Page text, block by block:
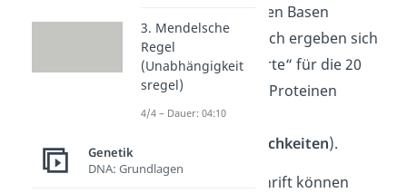
aufeinanderfolgenden Basen
verschlüsselt. Dadurch ergeben sich
genügend „Codeworte“ für die 20
Aminosäuren, die in Proteinen
vorkommen (4
Kombinationsmöglichkeiten).
Diese Art Geheimschrift können
3. Mendelsche
Regel
(Unabhängigkeit
sregel)
4/4 – Dauer: 04:10
Genetik
DNA: Grundlagen